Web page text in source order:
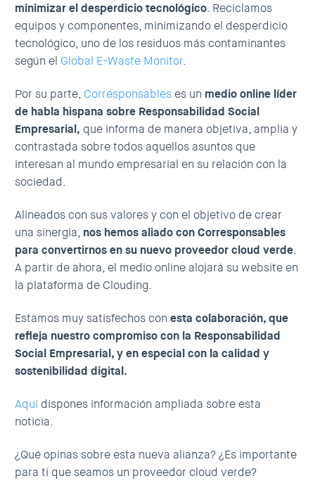
minimizar el desperdicio tecnológico. Reciclamos
equipos y componentes, minimizando el desperdicio
tecnológico, uno de los residuos más contaminantes
según el Global E-Waste Monitor.
Por su parte, Corresponsables es un medio online líder
de habla hispana sobre Responsabilidad Social
Empresarial, que informa de manera objetiva, amplia y
contrastada sobre todos aquellos asuntos que
interesan al mundo empresarial en su relación con la
sociedad.
Alineados con sus valores y con el objetivo de crear
una sinergia, nos hemos aliado con Corresponsables
para convertirnos en su nuevo proveedor cloud verde.
A partir de ahora, el medio online alojará su website en
la plataforma de Clouding.
Estamos muy satisfechos con esta colaboración, que
refleja nuestro compromiso con la Responsabilidad
Social Empresarial, y en especial con la calidad y
sostenibilidad digital.
Aquí dispones información ampliada sobre esta
noticia.
¿Qué opinas sobre esta nueva alianza? ¿Es importante
para ti que seamos un proveedor cloud verde?